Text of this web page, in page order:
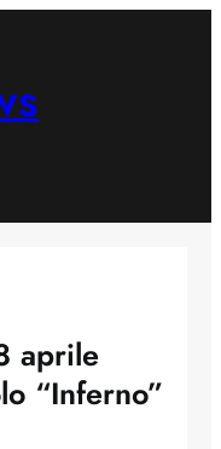
aprile
“Inferno”